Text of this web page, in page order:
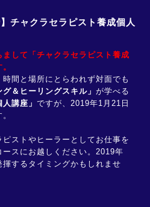
チャクラセラピスト養成個人
して「チャクラセラピスト養成
時間と場所にとらわれず対面でも
グ＆ヒーリングスキル」 が学べる
講座」 ですが、2019年1月21日
ストやヒーラーとしてお仕事を
スにお越しください。2019年
するタイミングかもしれませ